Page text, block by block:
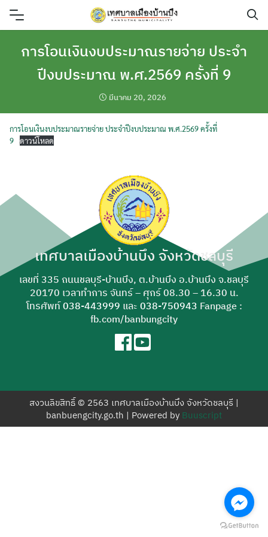
Skip
ค้นหา
สำหรับ:
การโอนเงินงบประมาณรายจ่าย ประจำ
ปีงบประมาณ พ.ศ.2569 ครั้งที่ 9
มีนาคม 20, 2026
การโอนเงินงบประมาณรายจ่าย ประจำปีงบประมาณ พ.ศ.2569 ครั้งที่
9 ดาวน์โหลด
เทศบาลเมืองบ้านบึง จังหวัดชลบุรี
เลขที่ 335 ถนนชลบุรี-บ้านบึง, ต.บ้านบึง อ.บ้านบึง จ.ชลบุรี
20170 เวลาทำการ จันทร์ – ศุกร์ 08.30 – 16.30 น.
โทรศัพท์038-443999 และ 038-750943 Fanpage :
fb.com/banbungcity
สงวนลิขสิทธิ์ © 2563 เทศบาลเมืองบ้านบึง จังหวัดชลบุรี |
banbuengcity.go.th | Powered by Buuscript